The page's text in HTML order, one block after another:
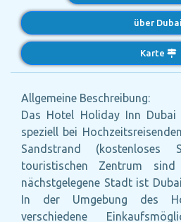
über Dubai
Karte
Allgemeine Beschreibung:
Das Hotel Holiday Inn
speziell bei
Sandstrand (kostenloses
touristischen Zentrum
nächstgelegene Stadt ist
In der Umgebung des
verschiedene